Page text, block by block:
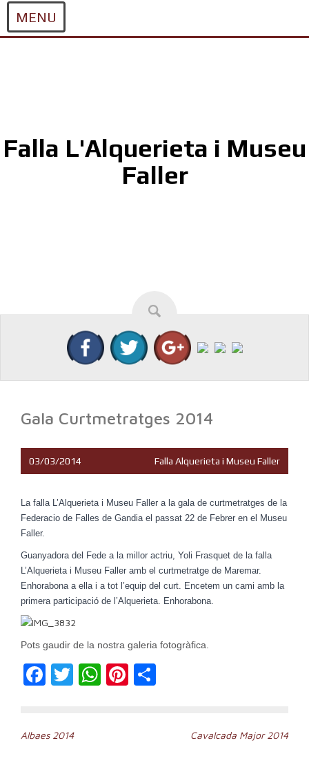
MENU
Falla L'Alquerieta i Museu
Faller
Gala Curtmetratges 2014
03/03/2014 Falla Alquerieta i Museu Faller
La falla L’Alquerieta i Museu Faller a la gala de curtmetratges de la
Federacio de Falles de Gandia el passat 22 de Febrer en el Museu
Faller.
Guanyadora del Fede a la millor actriu, Yoli Frasquet de la falla
L’Alquerieta i Museu Faller amb el curtmetratge de Maremar.
Enhorabona a ella i a tot l’equip del curt. Encetem un cami amb la
primera participació de l’Alquerieta. Enhorabona.
Pots gaudir de la nostra galeria fotogràfica.
Facebook
Twitter
WhatsApp
Pinterest
Navegación
Albaes 2014 Cavalcada Major 2014